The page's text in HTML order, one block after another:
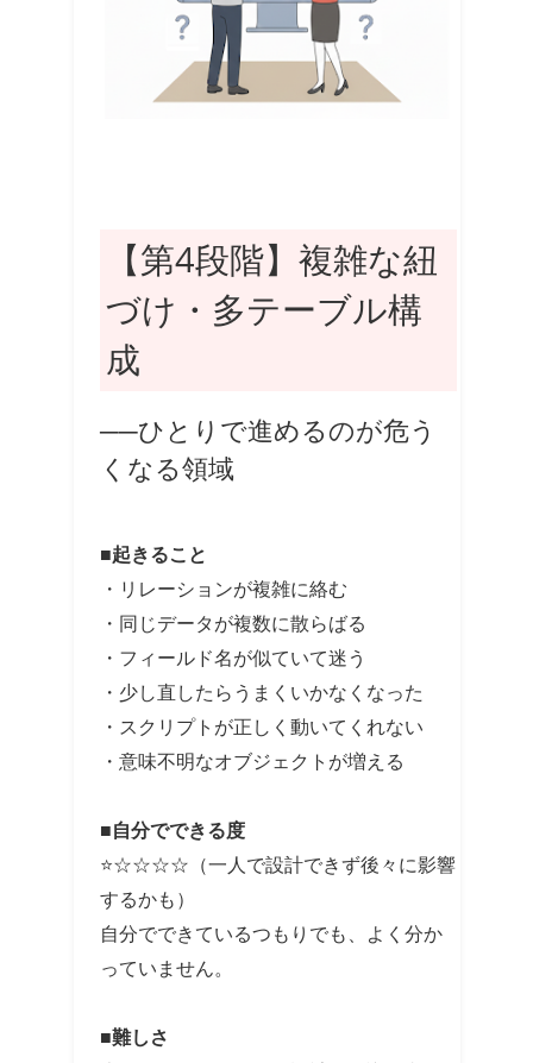
【第4段階】複雑な紐
づけ・多テーブル構
成
──ひとりで進めるのが危う
くなる領域
■起きること
・リレーションが複雑に絡む
・同じデータが複数に散らばる
・フィールド名が似ていて迷う
・少し直したらうまくいかなくなった
・スクリプトが正しく動いてくれない
・意味不明なオブジェクトが増える
■自分でできる度
⭐☆☆☆☆（一人で設計できず後々に影響
するかも）
自分でできているつもりでも、よく分か
っていません。
■難しさ